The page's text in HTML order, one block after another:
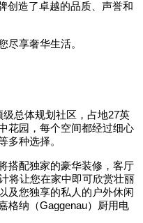
创造了卓越的品质、声誉和
尽享奢华生活。
总体规划社区，占地27英
花园，每个空间都经过细心
多种选择。
搭配独家的豪华装修，客厅
将让您在家中即可欣赏壮丽
及您独享的私人的户外休闲
格纳（Gaggenau）厨用电